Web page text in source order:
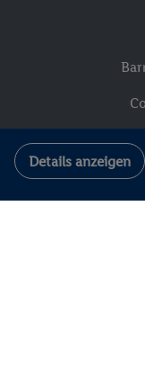
Details anzeigen